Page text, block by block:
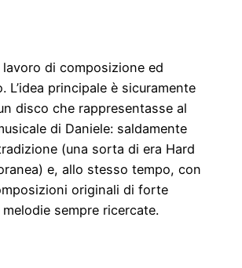
di composizione ed
L’idea principale è sicuramente
disco che rappresentasse al
di Daniele: saldamente
(una sorta di era Hard
e, allo stesso tempo, con
originali di forte
sempre ricercate.